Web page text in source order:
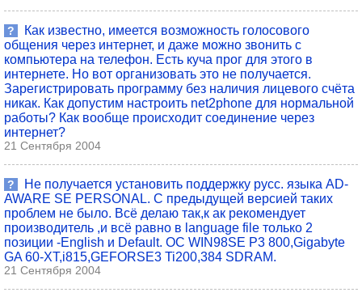
?
Как известно, имеется возможность голосового
общения через интернет, и даже можно звонить с
компьютера на телефон. Есть куча прог для этого в
интернете. Но вот организовать это не получается.
Зарегистрировать программу без наличия лицевого счёта
никак. Как допустим настроить net2phone для нормальной
работы? Как вообще происходит соединение через
интернет?
21 Сентября 2004
?
Не получается установить поддержку русс. языка AD-
AWARE SE PERSONAL. С предыдущей версией таких
проблем не было. Всё делаю так,к ак рекомендует
производитель ,и всё равно в language file только 2
позиции -English и Default. OC WIN98SE P3 800,Gigabyte
GA 60-XT,i815,GEFORSE3 Ti200,384 SDRAM.
21 Сентября 2004